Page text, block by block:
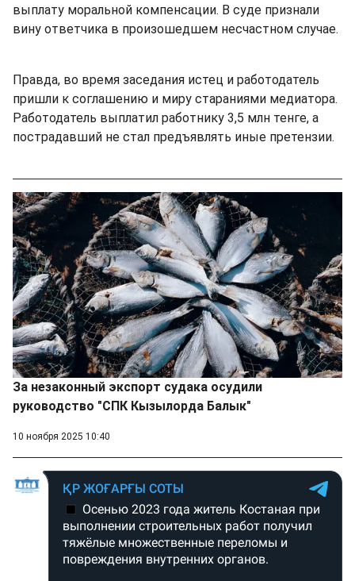
выплату моральной компенсации. В суде признали
вину ответчика в произошедшем несчастном случае.
Правда, во время заседания истец и работодатель
пришли к соглашению и миру стараниями медиатора.
Работодатель выплатил работнику 3,5 млн тенге, а
пострадавший не стал предъявлять иные претензии.
За незаконный экспорт судака осудили
руководство "СПК Кызылорда Балык"
10 ноября 2025 10:40